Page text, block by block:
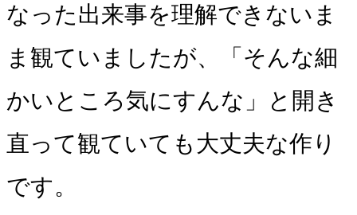
なった出来事を理解できないま
ま観ていましたが、「そんな細
かいところ気にすんな」と開き
直って観ていても大丈夫な作り
です。